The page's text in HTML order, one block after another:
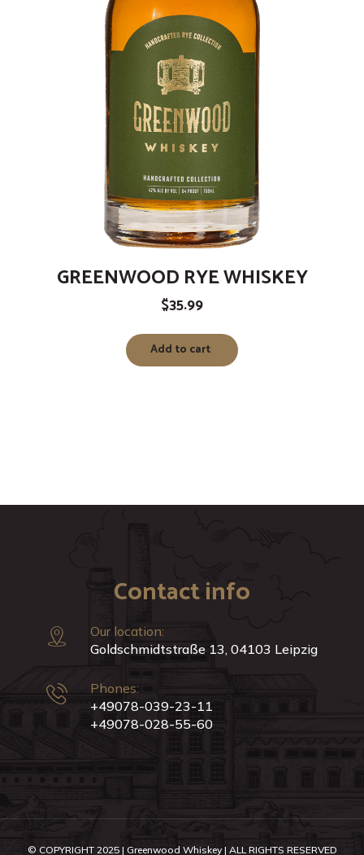
GREENWOOD RYE WHISKEY
$35.99
Add to cart
Contact info
Our location:
Goldschmidtstraße 13, 04103 Leipzig
Phones:
+49078-039-23-11
+49078-028-55-60
© COPYRIGHT 2025 | Greenwood Whiskey | ALL RIGHTS RESERVED